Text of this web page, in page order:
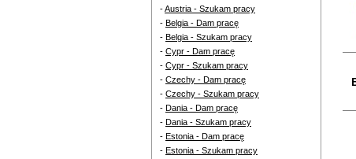
-Austria - Szukam pracy
- Belgia - Dam pracę
- Belgia - Szukam pracy
- Cypr - Dam pracę
- Cypr - Szukam pracy
- Czechy - Dam pracę
- Czechy - Szukam pracy
- Dania - Dam pracę
- Dania - Szukam pracy
- Estonia - Dam pracę
- Estonia - Szukam pracy